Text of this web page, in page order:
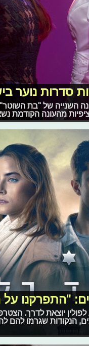
מהעונה הקודמת
"התפרקנו על
יוצאת לדרך.
הנקודות שגרמו להם